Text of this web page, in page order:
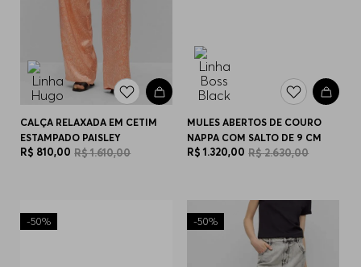
CALÇA RELAXADA EM CETIM
ESTAMPADO PAISLEY
R$ 810,00 R$1.610,00
MULES ABERTOS DE COURO
NAPPA COM SALTO DE 9 CM
R$ 1.320,00 R$2.630,00
-50% -50%